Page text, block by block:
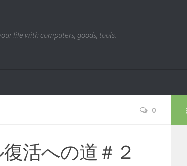
life with computers, goods, tools.
0
活への道＃２